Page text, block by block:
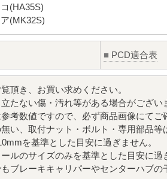
(HA35S)
(MK32S)
■ PCD適合表
頂き、お買い求めください。
たない傷・汚れ等がある場合がござい
考数値ですので、必ず商品画像にてご
い、取付ナット・ボルト・専用部品等
を基準とした目安に過ぎません。
ルのサイズのみを基準とした目安に過
ブレーキキャリパーやセンターハブ